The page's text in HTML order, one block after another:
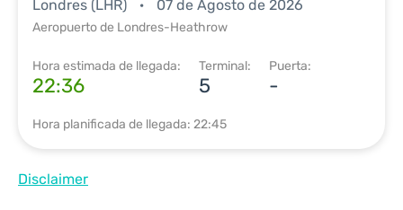
Londres (LHR) 07 de Agosto de 2026
Aeropuerto de Londres-Heathrow
Hora estimada de llegada:
22:36
Terminal:
5
Puerta:
-
Hora planificada de llegada: 22:45
Disclaimer